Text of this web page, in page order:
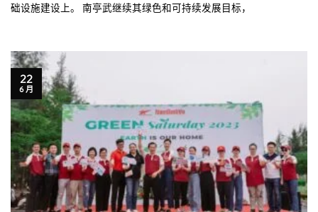
础设施建设上。 南亭武继续其绿色和可持续发展目标，
22
6 月